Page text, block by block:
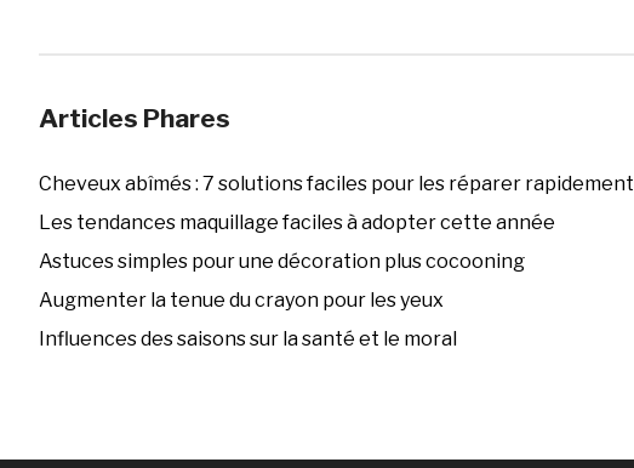
Articles Phares
Cheveux abîmés : 7 solutions faciles pour les réparer rapidement
Les tendances maquillage faciles à adopter cette année
Astuces simples pour une décoration plus cocooning
Augmenter la tenue du crayon pour les yeux
Influences des saisons sur la santé et le moral